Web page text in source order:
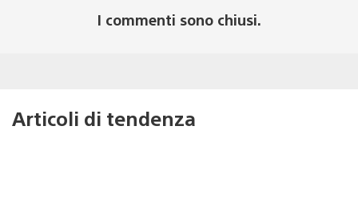
I commenti sono chiusi.
Articoli di tendenza